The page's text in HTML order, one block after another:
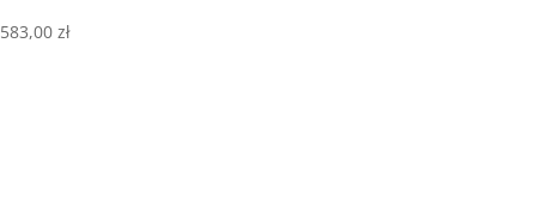
583,00 zł